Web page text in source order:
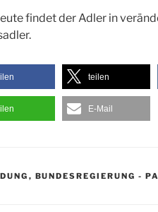
findet der Adler in
teilen
E-Mail
, BUNDESREGIERUNG -